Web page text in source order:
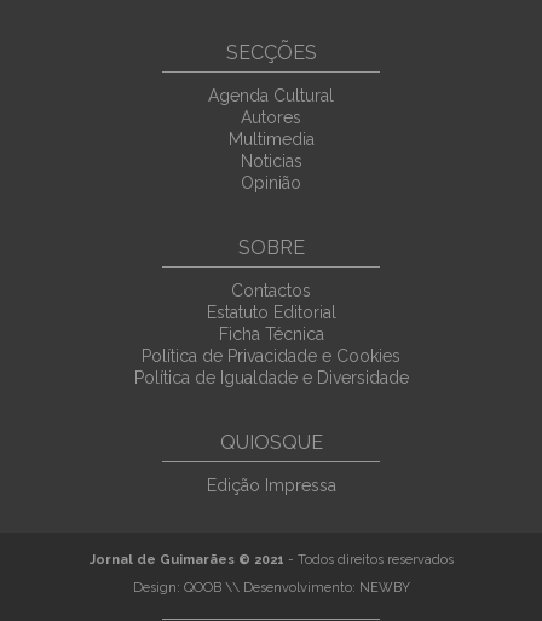
SECÇÕES
Agenda Cultural
Autores
Multimedia
Noticias
Opinião
SOBRE
Contactos
Estatuto Editorial
Ficha Técnica
Política de Privacidade e Cookies
Política de Igualdade e Diversidade
QUIOSQUE
Edição Impressa
Jornal de Guimarães © 2021 - Todos direitos reservados
Design: QOOB\\ Desenvolvimento: NEWBY